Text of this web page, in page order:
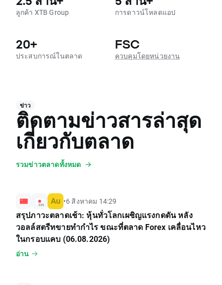
ลูกค้า XTB Group การดาวน์โหลดแอป
20+
ประสบการณ์ในตลาด
FSC
ควบคุมโดยหน่วยงาน
ข่าว
ติดตามข่าวสารล่าสุด
เกี่ยวกับตลาด
รวมข่าวตลาดทั้งหมด
•6 สิงหาคม 14:29
สรุปภาวะตลาดเช้า: หุ้นทั่วโลกเผชิญแรงกดดัน หลัง
วอลล์สตรีทขายทำกำไร ขณะที่ตลาด Forex เคลื่อนไหว
ในกรอบแคบ (06.08.2026)
อ่าน